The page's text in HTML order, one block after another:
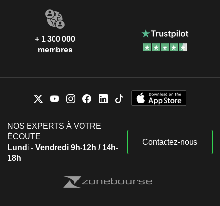
+ 1 300 000
membres
NOS EXPERTS À VOTRE
ÉCOUTE
Lundi - Vendredi 9h-12h / 14h-
18h
Contactez-nous